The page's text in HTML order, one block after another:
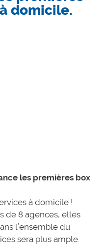
domicile.
les premières box
à domicile !
de 8 agences, elles
l’ensemble du
sera plus ample.